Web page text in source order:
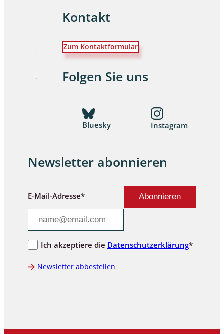
Kontakt
Zum Kontaktformular
Folgen Sie uns
Bluesky Instagram
Newsletter abonnieren
E-Mail-Adresse*
Ich akzeptiere die Datenschutzerklärung*
Newsletter abbestellen